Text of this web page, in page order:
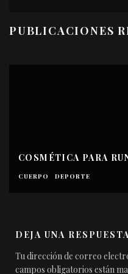
PUBLICACIONES
COSMÉTICA PARA
CUERPO DEPORTE
DEJA UNA
Tu dirección de correo
campos obligatorios están